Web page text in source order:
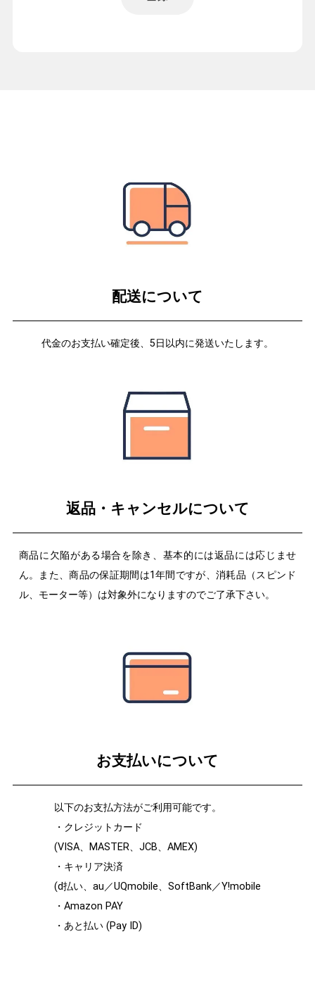
配送について
代金のお支払い確定後、5日以内に発送いたします。
返品・キャンセルについて
商品に欠陥がある場合を除き、基本的には返品には応じませ
ん。また、商品の保証期間は1年間ですが、消耗品（スピンド
ル、モーター等）は対象外になりますのでご了承下さい。
お支払いについて
以下のお支払方法がご利用可能です。
・クレジットカード
(VISA、MASTER、JCB、AMEX)
・キャリア決済
(d払い、au／UQmobile、SoftBank／Y!mobile
・Amazon PAY
・あと払い (Pay ID)